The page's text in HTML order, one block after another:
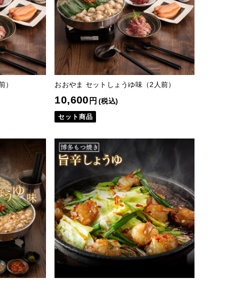
） おおやま セットしょうゆ味（2人前）
10,600 円 (税込)
セット商品